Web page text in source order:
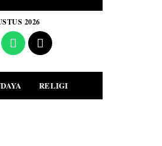
2026
RELIGI